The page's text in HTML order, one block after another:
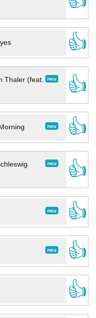
👍
neu
Thaler (feat.
👍
neu
👍
neu
👍
neu
👍
neu
👍
👍